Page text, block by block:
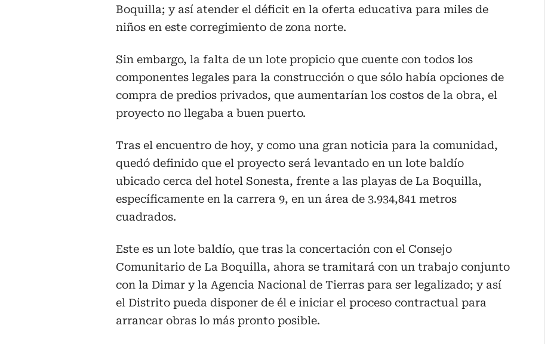
Boquilla; y así atender el déficit en la oferta educativa para miles de
niños en este corregimiento de zona norte.
Sin embargo, la falta de un lote propicio que cuente con todos los
componentes legales para la construcción o que sólo había opciones de
compra de predios privados, que aumentarían los costos de la obra, el
proyecto no llegaba a buen puerto.
Tras el encuentro de hoy, y como una gran noticia para la comunidad,
quedó definido que el proyecto será levantado en un lote baldío
ubicado cerca del hotel Sonesta, frente a las playas de La Boquilla,
específicamente en la carrera 9, en un área de 3.934,841 metros
cuadrados.
Este es un lote baldío, que tras la concertación con el Consejo
Comunitario de La Boquilla, ahora se tramitará con un trabajo conjunto
con la Dimar y la Agencia Nacional de Tierras para ser legalizado; y así
el Distrito pueda disponer de él e iniciar el proceso contractual para
arrancar obras lo más pronto posible.